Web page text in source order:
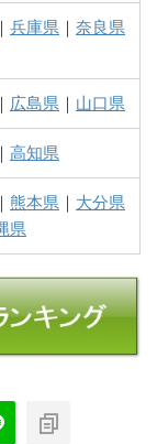
｜ 兵庫県 ｜ 奈良県
｜ 広島県 ｜ 山口県
｜ 高知県
｜ 熊本県 ｜ 大分県
県